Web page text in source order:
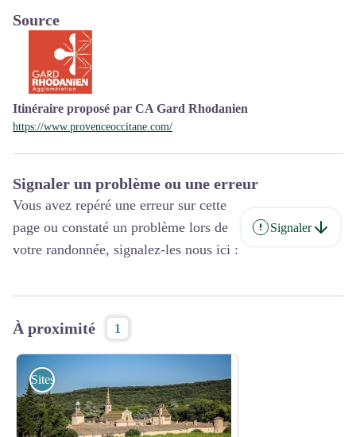
Source
Itinéraire proposé par CA Gard Rhodanien
https://www.provenceoccitane.com/
Signaler un problème ou une erreur
Vous avez repéré une erreur sur cette
page ou constaté un problème lors de
votre randonnée, signalez-les nous ici :
Signaler
À proximité 1
Sites de visites